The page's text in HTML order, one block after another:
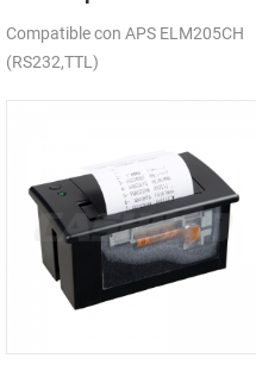
impresora térmica de
recibos
Compatible con APS ELM205CH
(RS232,TTL)